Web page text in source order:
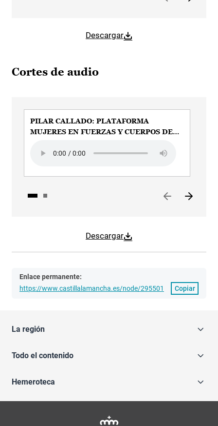
Descargar
Cortes de audio
Descargar
PILAR CALLADO: PLATAFORMA
MUJERES EN FUERZAS Y CUERPOS DE
Enlace permanente:
https://www.castillalamancha.es/node/295501
Copiar
La región
Todo el contenido
Hemeroteca